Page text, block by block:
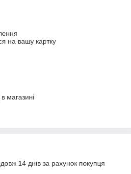
на вашу картку
магазині
14 днів за рахунок покупця